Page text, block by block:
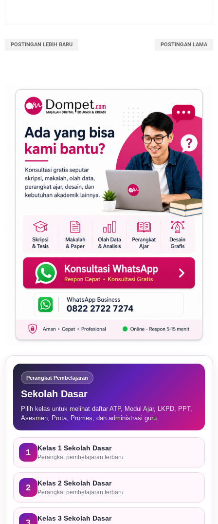
POSTINGAN LEBIH BARU POSTINGAN LAMA
Perangkat Pembelajaran
Sekolah Dasar
Pilih kelas untuk melihat daftar ATP, Modul Ajar, LKPD, PPT,
Asesmen, Prota, Promes, dan administrasi guru.
1 Kelas 1 Sekolah Dasar
Perangkat pembelajaran terbaru
2 Kelas 2 Sekolah Dasar
Perangkat pembelajaran terbaru
Kelas 3 Sekolah Dasar